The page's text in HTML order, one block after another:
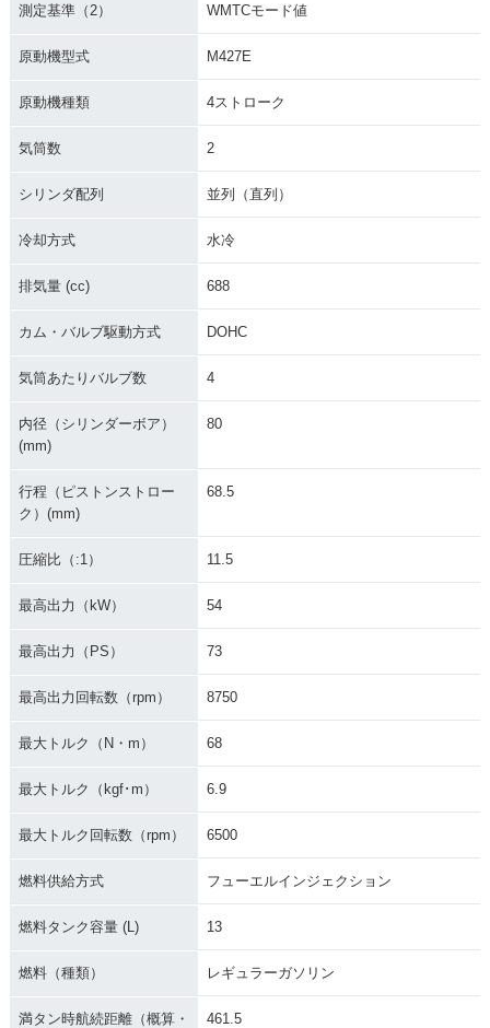
測定基準（2） WMTCモード値
原動機型式 M427E
原動機種類 4ストローク
気筒数 2
シリンダ配列 並列（直列）
冷却方式 水冷
排気量 (cc) 688
カム・バルブ駆動方式 DOHC
気筒あたりバルブ数 4
内径（シリンダーボア）
(mm)
80
行程（ピストンストロー
ク）(mm)
68.5
圧縮比（:1） 11.5
最高出力（kW） 54
最高出力（PS） 73
最高出力回転数（rpm） 8750
最大トルク（N・m） 68
最大トルク（kgf･m） 6.9
最大トルク回転数（rpm） 6500
燃料供給方式 フューエルインジェクション
燃料タンク容量 (L) 13
燃料（種類） レギュラーガソリン
満タン時航続距離（概算・
461.5